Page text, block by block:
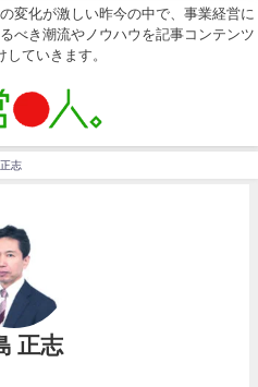
変化が激しい昨今の中で、事業経営に
べき潮流やノウハウを記事コンテンツ
していきます。
志
正志